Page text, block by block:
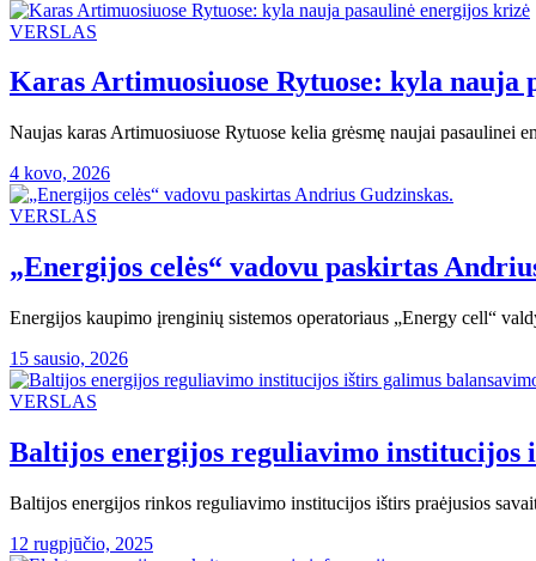
VERSLAS
Karas Artimuosiuose Rytuose: kyla nauja
Naujas karas Artimuosiuose Rytuose kelia grėsmę naujai
4 kovo, 2026
VERSLAS
„Energijos celės“ vadovu paskirtas
Energijos kaupimo įrenginių sistemos operatoriaus „Energy cell“
15 sausio, 2026
VERSLAS
Baltijos energijos reguliavimo institucijos
Baltijos energijos rinkos reguliavimo institucijos ištirs praėjusios
12 rugpjūčio, 2025